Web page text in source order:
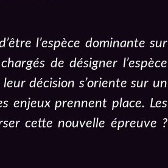
l’espèce dominante sur
de désigner l’espèce
décision s’oriente sur un
enjeux prennent place. Les
cette nouvelle épreuve ?